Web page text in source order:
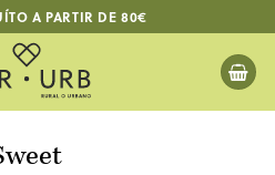
A PARTIR DE 80€